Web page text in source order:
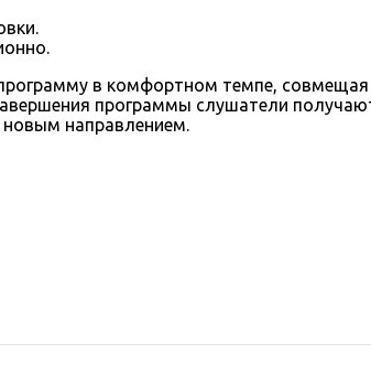
в комфортном темпе,
программы слушатели
новым направлением.